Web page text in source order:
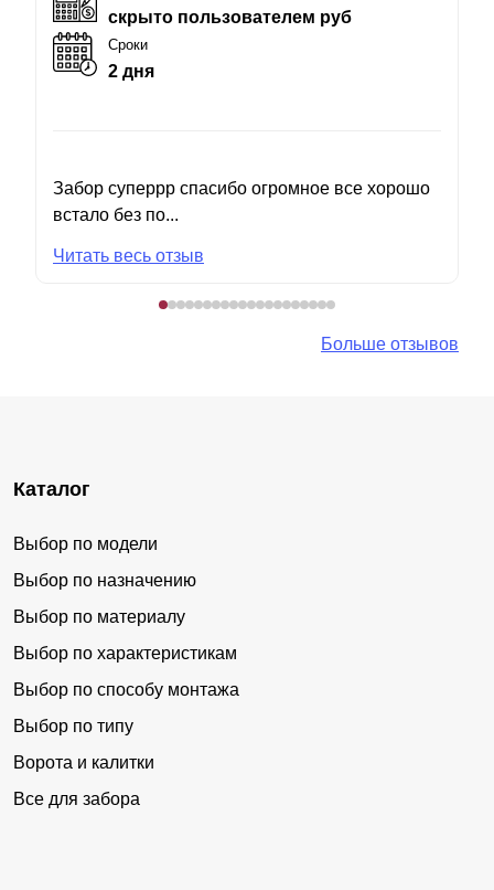
скрыто пользователем руб
Сроки
2 дня
Забор суперрр спасибо огромное все хорошо
встало без по...
Читать весь отзыв
Больше отзывов
Каталог
Выбор по модели
Выбор по назначению
Выбор по материалу
Выбор по характеристикам
Выбор по способу монтажа
Выбор по типу
Ворота и калитки
Все для забора